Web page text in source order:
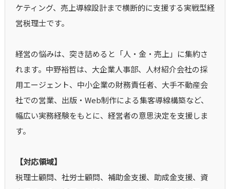
ケティング、売上導線設計まで横断的に支援する実戦型経
営税理士です。
経営の悩みは、突き詰めると「人・金・売上」に集約さ
れます。中野裕哲は、大企業人事部、人材紹介会社の採
用エージェント、中小企業の財務責任者、大手不動産会
社での営業、出版・Web制作による集客導線構築など、
幅広い実務経験をもとに、経営者の意思決定を支援しま
す。
【対応領域】
税理士顧問、社労士顧問、補助金支援、助成金支援、資